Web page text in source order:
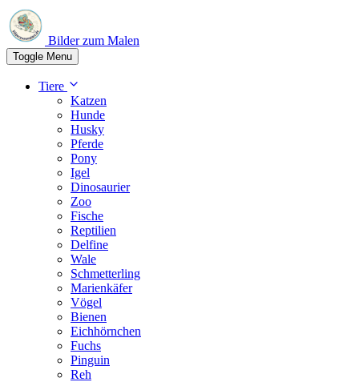
Bilder zum Malen
Toggle Menu
Tiere
Katzen
Hunde
Husky
Pferde
Pony
Igel
Dinosaurier
Zoo
Fische
Reptilien
Delfine
Wale
Schmetterling
Marienkäfer
Vögel
Bienen
Eichhörnchen
Fuchs
Pinguin
Reh